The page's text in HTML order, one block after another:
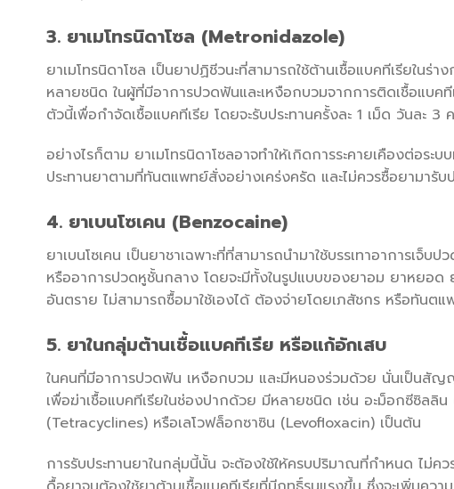
3. ยาเมโทรนิดาโซล (Metronidazole)
ยาเมโทรนิดาโซล เป็นยาปฏิชีวนะที่สามารถใช้ต้านเชื้อแบคทีเรียในร่
หลายชนิด ในผู้ที่มีอาการปวดฟันและเหงือกบวมจากการติดเชื้อแบค
ตัวนี้เพื่อกำจัดเชื้อแบคทีเรีย โดยจะรับประทานครั้งละ 1 เม็ด วันละ
อย่างไรก็ตาม ยาเมโทรนิดาโซลอาจทำให้เกิดการระคายเคืองต่อระ
ประทานยาตามที่ทันตแพทย์สั่งอย่างเคร่งครัด และไม่ควรซื้อยามารับ
4. ยาเบนโซเคน (Benzocaine)
ยาเบนโซเคน เป็นยาชาเฉพาะที่ที่สามารถนำมาใช้บรรเทาอาการเ
หรืออาการปวดหูชั้นกลาง โดยจะมีทั้งในรูปแบบของยาอม ยาหยอ
อันตราย ไม่สามารถซื้อมาใช้เองได้ ต้องจ่ายโดยเภสัชกร หรือทันตแ
5. ยาในกลุ่มต้านเชื้อแบคทีเรีย หรือแก้อักเสบ
ในคนที่มีอาการปวดฟัน เหงือกบวม และมีหนองร่วมด้วย นั่นเป็นสั
เพื่อฆ่าเชื้อแบคทีเรียในช่องปากด้วย มีหลายชนิด เช่น อะม็อกซีซิล
(Tetracyclines) หรือเลโวฟล็อกซาซิน (Levofloxacin) เป็นต้น
การรับประทานยาในกลุ่มนี้นั้น จะต้องใช้ให้ครบปริมาณที่กำหนด ไม่คว